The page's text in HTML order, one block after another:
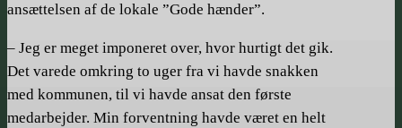
ansættelsen af de lokale ”Gode hænder”.
– Jeg er meget imponeret over, hvor hurtigt det gik.
Det varede omkring to uger fra vi havde snakken
med kommunen, til vi havde ansat den første
medarbejder. Min forventning havde været en helt